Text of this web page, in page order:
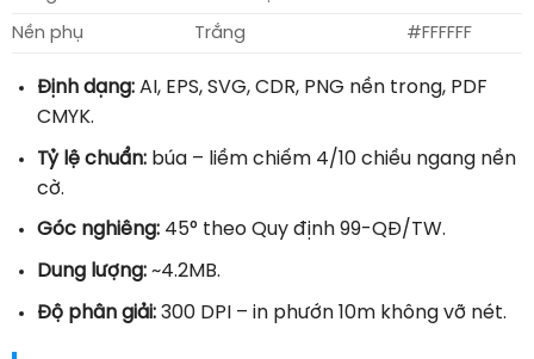
Nền phụ Trắng #FFFFFF
Định dạng:AI, EPS, SVG, CDR, PNG nền trong, PDF
CMYK.
Tỷ lệ chuẩn:búa – liềm chiếm 4/10 chiều ngang nền
cờ.
Góc nghiêng:45° theo Quy định 99-QĐ/TW.
Dung lượng:~4.2MB.
Độ phân giải:300 DPI – in phướn 10m không vỡ nét.